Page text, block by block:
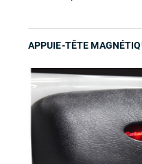
APPUIE-TÊTE